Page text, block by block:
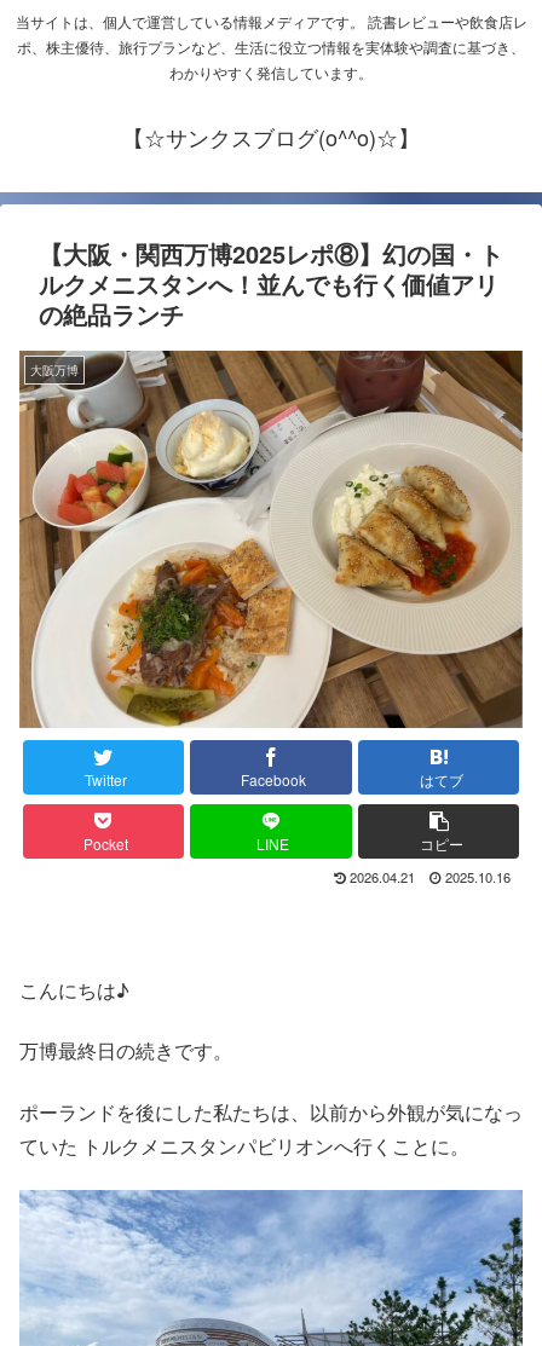
当サイトは、個人で運営している情報メディアです。 読書レビューや飲食店レ
ポ、株主優待、旅行プランなど、生活に役立つ情報を実体験や調査に基づき、
わかりやすく発信しています。
【☆サンクスブログ(o^^o)☆】
【大阪・関西万博2025レポ⑧】幻の国・ト
ルクメニスタンへ！並んでも行く価値アリ
の絶品ランチ
大阪万博
Twitter Facebook はてブ
Pocket LINE コピー
2026.04.21 2025.10.16
こんにちは♪
万博最終日の続きです。
ポーランドを後にした私たちは、以前から外観が気になっ
ていた トルクメニスタンパビリオンへ行くことに。